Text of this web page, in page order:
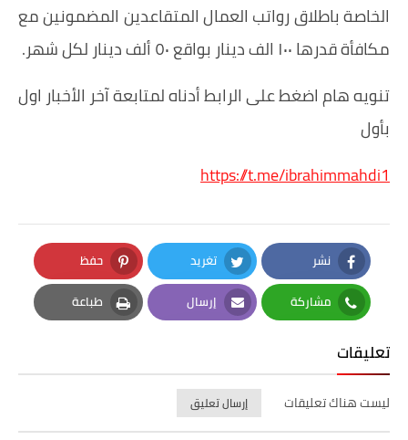
الخاصة باطلاق رواتب العمال المتقاعدين المضمونين مع
مكافأة قدرها ١٠٠ الف دينار بواقع ٥٠ ألف دينار لكل شهر.
تنويه هام اضغط على الرابط أدناه لمتابعة آخر الأخبار اول
بأول
https://t.me/ibrahimmahdi1
نشر
Facebook
تغريد
Twitter
حفظ
Pinterest
مشاركة
Whatsapp
إرسال
Email
طباعة
Print
تعليقات
ليست هناك تعليقات إرسال تعليق